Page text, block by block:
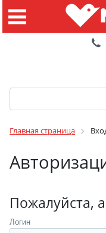
Главная страница
Пожалуйста,
Логин